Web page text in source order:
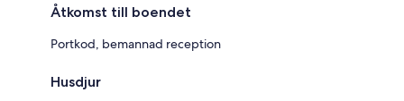
Åtkomst till boendet
Portkod, bemannad reception
Husdjur